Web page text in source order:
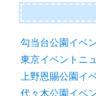
勾当台公園イベ
東京イベントニ
上野恩賜公園イ
代々木公園イベ